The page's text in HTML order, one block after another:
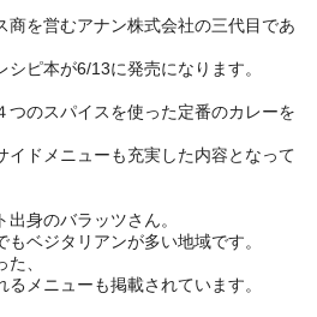
商を営むアナン株式会社の三代目であ
シピ本が6/13に発売になります。
つのスパイスを使った定番のカレーを
イドメニューも充実した内容となって
身のバラッツさん。
ベジタリアンが多い地域です。
、
メニューも掲載されています。